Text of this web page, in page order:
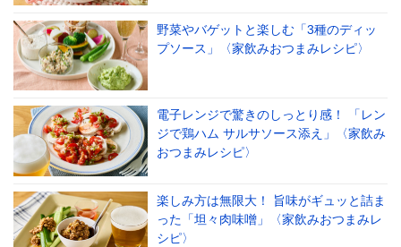
野菜やバゲットと楽しむ「3種のディッ
プソース」〈家飲みおつまみレシピ〉
電子レンジで驚きのしっとり感！ 「レン
ジで鶏ハム サルサソース添え」〈家飲み
おつまみレシピ〉
楽しみ方は無限大！ 旨味がギュッと詰ま
った「坦々肉味噌」〈家飲みおつまみレ
シピ〉